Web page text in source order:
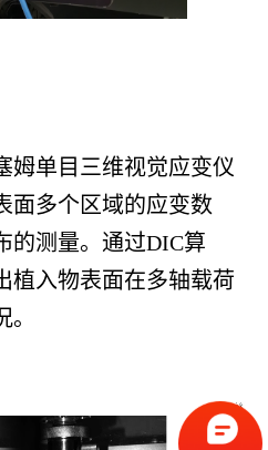
姆单目三维视觉应变仪
面多个区域的应变数
的测量。通过DIC算
植入物表面在多轴载荷